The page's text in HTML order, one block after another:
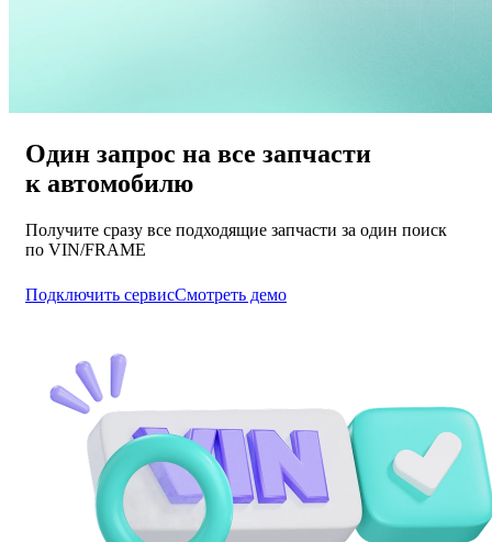
Один запрос на все запчасти
к автомобилю
Получите сразу все подходящие запчасти за один поиск
по VIN/FRAME
Подключить сервисСмотреть демо